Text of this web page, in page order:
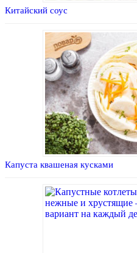
Китайский соус
Капуста квашеная кусками